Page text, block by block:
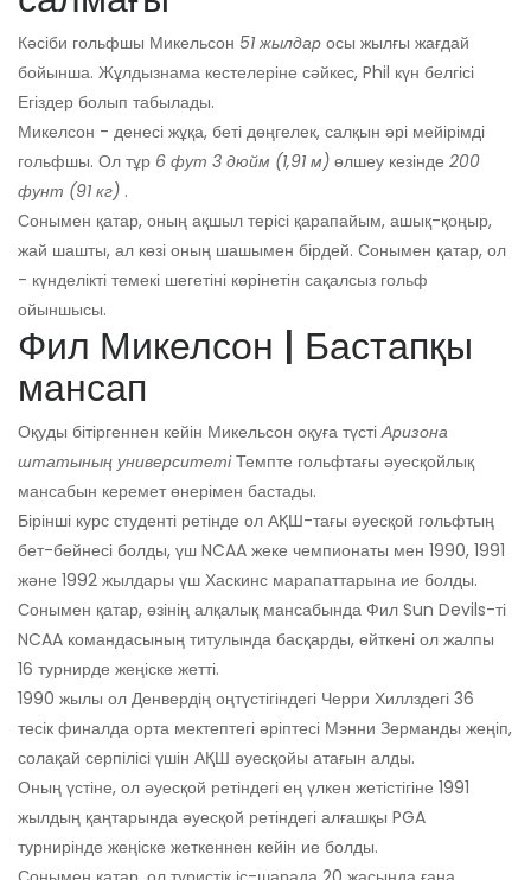
Кәсіби гольфшы Микельсон 51 жылдар осы жылғы жағдай
бойынша. Жұлдызнама кестелеріне сәйкес, Phil күн белгісі
Егіздер болып табылады.
Микелсон - денесі жұқа, беті дөңгелек, салқын әрі мейірімді
гольфшы. Ол тұр 6 фут 3 дюйм (1,91 м) өлшеу кезінде 200
фунт (91 кг) .
Сонымен қатар, оның ақшыл терісі қарапайым, ашық-қоңыр,
жай шашты, ал көзі оның шашымен бірдей. Сонымен қатар, ол
- күнделікті темекі шегетіні көрінетін сақалсыз гольф
ойыншысы.
Фил Микелсон | Бастапқы
мансап
Оқуды бітіргеннен кейін Микельсон оқуға түстіАризона
штатының университетіТемпте гольфтағы әуесқойлық
мансабын керемет өнерімен бастады.
Бірінші курс студенті ретінде ол АҚШ-тағы әуесқой гольфтың
бет-бейнесі болды, үш NCAA жеке чемпионаты мен 1990, 1991
және 1992 жылдары үш Хаскинс марапаттарына ие болды.
Сонымен қатар, өзінің алқалық мансабында Фил Sun Devils-ті
NCAA командасының титулында басқарды, өйткені ол жалпы
16 турнирде жеңіске жетті.
1990 жылы ол Денвердің оңтүстігіндегі Черри Хиллздегі 36
тесік финалда орта мектептегі әріптесі Мэнни Зерманды жеңіп,
солақай серпілісі үшін АҚШ әуесқойы атағын алды.
Оның үстіне, ол әуесқой ретіндегі ең үлкен жетістігіне 1991
жылдың қаңтарында әуесқой ретіндегі алғашқы PGA
турнирінде жеңіске жеткеннен кейін ие болды.